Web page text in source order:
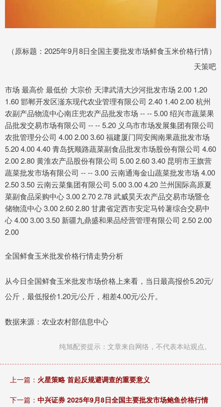
（原标题：2025年9月8日全国主要批发市场鲜食玉米价格行情）
天策吧
市场 最高价 最低价 大宗价 天津武清大沙河批发市场 2.00 1.20
1.60 邯郸开发区滏东现代农业管理有限公司 2.40 1.40 2.00 杭州
农副产品物流中心南庄兜农产品批发市场 -- -- 5.00 绍兴市蔬菜果
品批发交易市场有限公司 -- -- 5.20 义乌市市场发展集团有限公司
农批管理分公司 4.00 2.00 3.60 福建厦门同安闽南果蔬批发市场
5.20 4.00 4.40 青岛抚顺路蔬菜副食品批发市场股份有限公司 4.60
2.00 2.80 黄淮农产品股份有限公司 5.00 2.60 3.40 昆明市王旗营
蔬菜批发市场有限公司 -- -- 3.00 云南通海金山蔬菜批发市场 4.00
2.50 3.50 云南云菜集团有限公司 5.00 3.00 4.20 兰州国际高原夏
菜副食品采购中心 3.00 2.70 2.78 武威昊天农产品交易市场暨仓
储物流中心 3.00 2.60 2.80 甘肃省定西市安定马铃薯综合交易中
心 4.00 3.00 3.50 新疆九鼎盛和果品经营管理有限公司 2.50 2.00
2.00
全国鲜食玉米批发价格行情走势分析
从今日全国鲜食玉米批发市场价格上来看，当日最高报价5.20元/
公斤，最低报价1.20元/公斤，相差4.00元/公斤。
数据来源：农业农村部信息中心
纯旭配资提示：文章来自网络，不代表本站观点。
上一篇： 火星策略 首起反规避调查的重要意义
下一篇： 中兴证券 2025年9月8日全国主要批发市场鲍鱼价格行情